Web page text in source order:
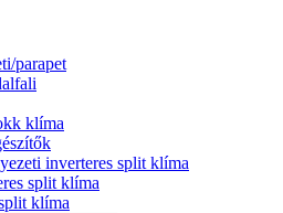
parapet
klíma
inverteres split klíma
split klíma
klíma